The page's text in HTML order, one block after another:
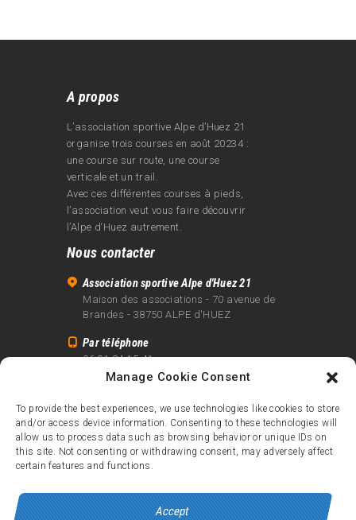
Manage Cookie Consent
To provide the best experiences, we use technologies like cookies to store
and/or access device information. Consenting to these technologies will
allow us to process data such as browsing behavior or unique IDs on
this site. Not consenting or withdrawing consent, may adversely affect
certain features and functions.
Accept
A propos
L’association sportive Alpe d’Huez 21
organise trois courses en août 20234 :
une course sur route, une course
verticale et un trail.
Avec ces différentes courses à pieds,
l’association veut vous faire découvrir
l’Alpe d‘Huez autrement.
Nous contacter
Association sportive Alpe d'Huez 21
Maison des associations - 70 avenue de
Brandes - 38750 ALPE d'HUEZ
Par téléphone
06 81 24 15 41
info@alpe21.fr
Mentions légales
Contact
crédits